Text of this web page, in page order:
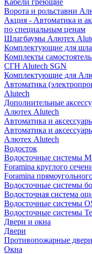
Кабели греющие
Ворота и рольставни
Акция - Автоматика и
по специальным ценам
Шлагбаумы Алютех
Комплектующие для
Комплекты
СГН Alutech SGN
Комплектующие для
Автоматика
Alutech
Дополнительные
Алютех Alutech
Автоматика и
Автоматика и
Алютех Alutech
Водосток
Водосточные системы
Foramina круглого
Foramina
Водосточные системы
Водосточная система
Водосточные системы
Водосточные системы
Двери и окна
Двери
Противопожарные двери
Окна